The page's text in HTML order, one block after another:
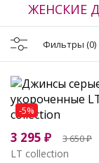
ЖЕНСКИЕ
Фильтры (0)
-5%
3 295 ₽ 3 650₽
LT collection